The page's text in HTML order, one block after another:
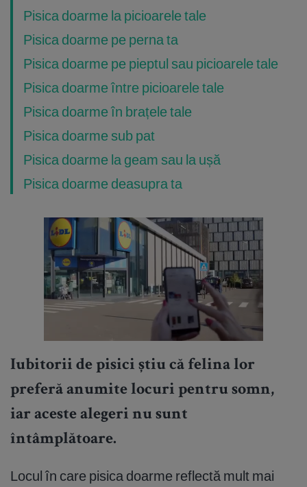
Pisica doarme la picioarele tale
Pisica doarme pe perna ta
Pisica doarme pe pieptul sau picioarele tale
Pisica doarme între picioarele tale
Pisica doarme în brațele tale
Pisica doarme sub pat
Pisica doarme la geam sau la ușă
Pisica doarme deasupra ta
Iubitorii de pisici știu că felina lor
preferă anumite locuri pentru somn,
iar aceste alegeri nu sunt
întâmplătoare.
Locul în care pisica doarme reflectă mult mai